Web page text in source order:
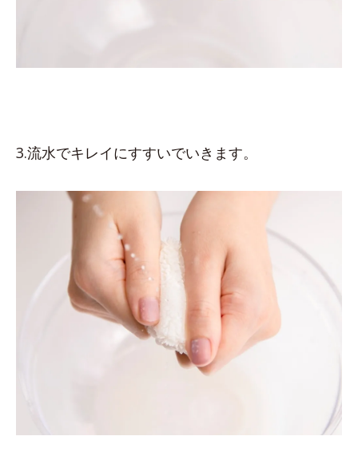
3.流水でキレイにすすいでいきます。